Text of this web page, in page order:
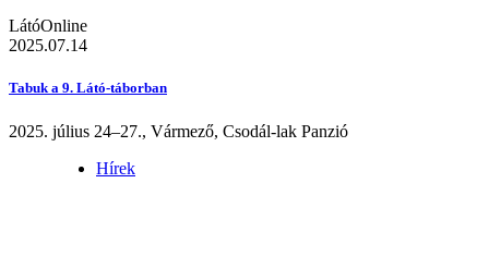
LátóOnline
2025.07.14
Tabuk a 9. Látó-táborban
2025. július 24–27., Vármező, Csodál-lak Panzió
Hírek